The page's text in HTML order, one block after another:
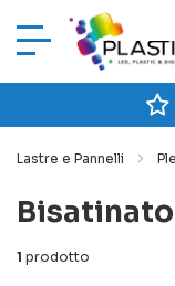
Lastre e Pannelli
Bisatinato
1 prodotto